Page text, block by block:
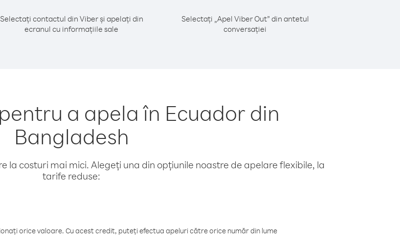
Selectați contactul din Viber și apelați din
ecranul cu informațiile sale
Selectați „Apel Viber Out” din antetul
conversației
a apela în Ecuador din
Bangladesh
la costuri mai mici. Alegeți una din opțiunile noastre de apelare flexibile, la
tarife reduse:
orice valoare. Cu acest credit, puteți efectua apeluri către orice număr din lume